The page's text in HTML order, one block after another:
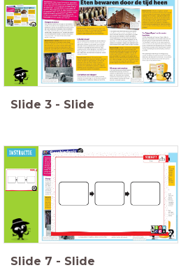
Slide 3 - Slide
Slide 7 - Slide